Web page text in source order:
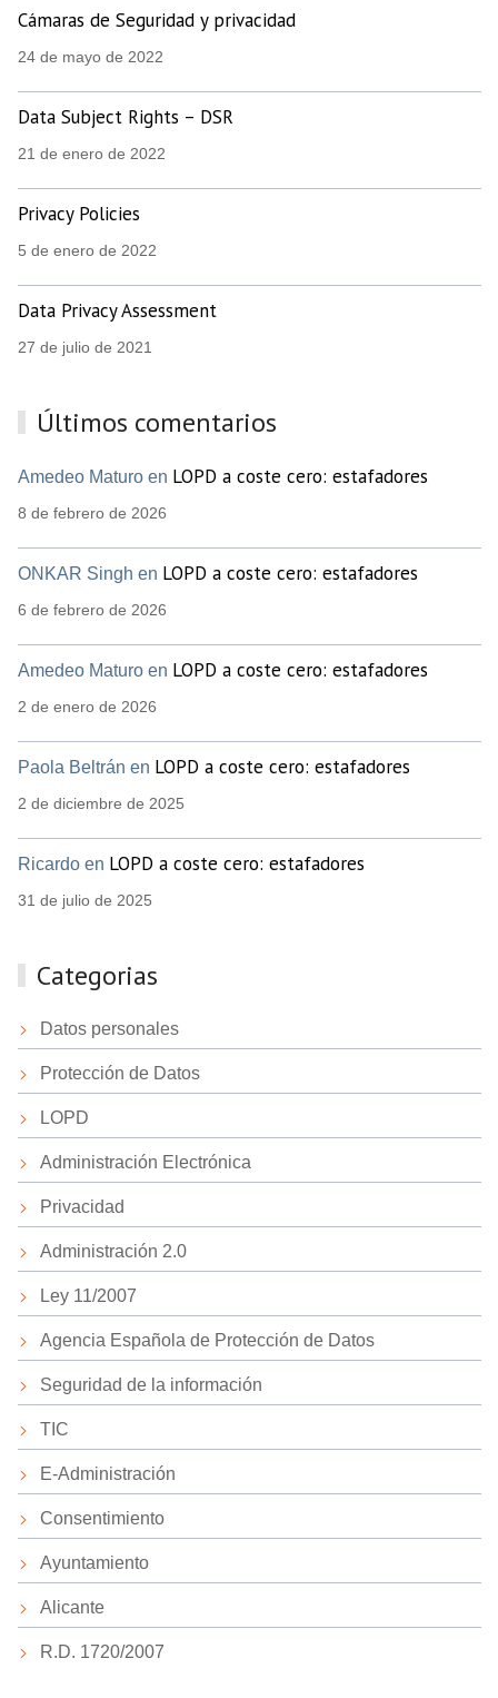
Cámaras de Seguridad y privacidad
24 de mayo de 2022
Data Subject Rights – DSR
21 de enero de 2022
Privacy Policies
5 de enero de 2022
Data Privacy Assessment
27 de julio de 2021
Últimos comentarios
Amedeo Maturo en LOPD a coste cero: estafadores
8 de febrero de 2026
ONKAR Singh en LOPD a coste cero: estafadores
6 de febrero de 2026
Amedeo Maturo en LOPD a coste cero: estafadores
2 de enero de 2026
Paola Beltrán en LOPD a coste cero: estafadores
2 de diciembre de 2025
Ricardo en LOPD a coste cero: estafadores
31 de julio de 2025
Categorias
Datos personales
Protección de Datos
LOPD
Administración Electrónica
Privacidad
Administración 2.0
Ley 11/2007
Agencia Española de Protección de Datos
Seguridad de la información
TIC
E-Administración
Consentimiento
Ayuntamiento
Alicante
R.D. 1720/2007